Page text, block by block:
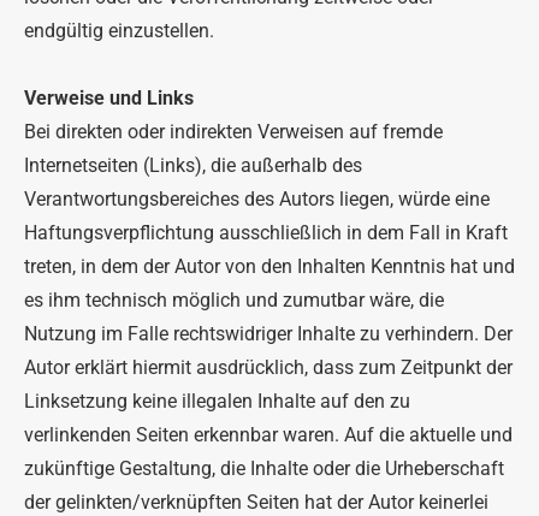
endgültig einzustellen.
Verweise und Links
Bei direkten oder indirekten Verweisen auf fremde
Internetseiten (Links), die außerhalb des
Verantwortungsbereiches des Autors liegen, würde eine
Haftungsverpflichtung ausschließlich in dem Fall in Kraft
treten, in dem der Autor von den Inhalten Kenntnis hat und
es ihm technisch möglich und zumutbar wäre, die
Nutzung im Falle rechtswidriger Inhalte zu verhindern. Der
Autor erklärt hiermit ausdrücklich, dass zum Zeitpunkt der
Linksetzung keine illegalen Inhalte auf den zu
verlinkenden Seiten erkennbar waren. Auf die aktuelle und
zukünftige Gestaltung, die Inhalte oder die Urheberschaft
der gelinkten/verknüpften Seiten hat der Autor keinerlei